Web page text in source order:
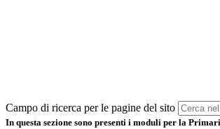
Campo di ricerca per le pagine del sito
In questa sezione sono presenti i moduli per la